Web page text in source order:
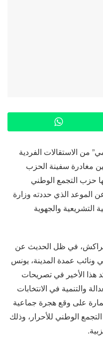
من الاستقالات الفردية
مغادرة سفينة الحزب
حزب التجمع الوطني
الموعد الذي حددته وزارة
التشريعية والجهوية
في ظل الحديث عن
ونائب عمدة المدينة، يونس
هذا الأخير في تصريحات
والتنمية في الانتخابات
تمارة على وقع هجرة جماعية
الوطني للأحرار، وذلك